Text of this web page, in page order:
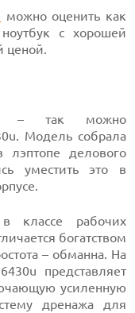
можно оценить как
с хорошей
ценой.
– так можно
Модель собрала
делового
уместить это в
классе рабочих
богатством
– обманна. На
представляет
усиленную
дренажа для